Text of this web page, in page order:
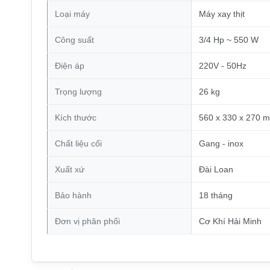
Loại máy Máy xay thịt
Công suất 3/4 Hp ~ 550 W
Điện áp 220V - 50Hz
Trọng lượng 26 kg
Kích thước 560 x 330 x 270
Chất liệu cối Gang - inox
Xuất xứ Đài Loan
Bảo hành 18 tháng
Đơn vị phân phối Cơ Khí Hải Minh